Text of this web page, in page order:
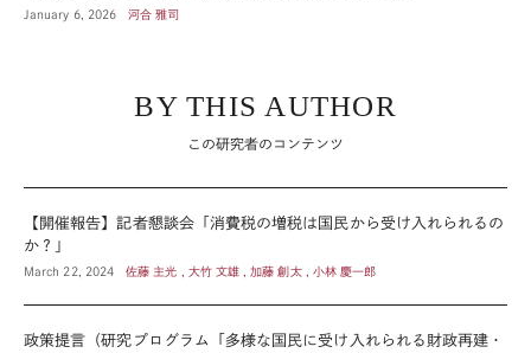
January 6, 2026 河合 雅司
BY THIS AUTHOR
この研究者のコンテンツ
【開催報告】記者懇談会「消費税の増税は国民から受け入れられるの
か？」
March 22, 2024 佐藤 主光 , 大竹 文雄 , 加藤 創太 , 小林 慶一郎
政策提言（研究プログラム「多様な国民に受け入れられる財政再建・